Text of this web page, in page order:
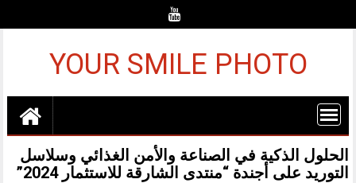
YOUR SMILE PHOTO
الحلول الذكية في الصناعة والأمن الغذائي وسلاسل
التوريد على أجندة “منتدى الشارقة للاستثمار 2024”